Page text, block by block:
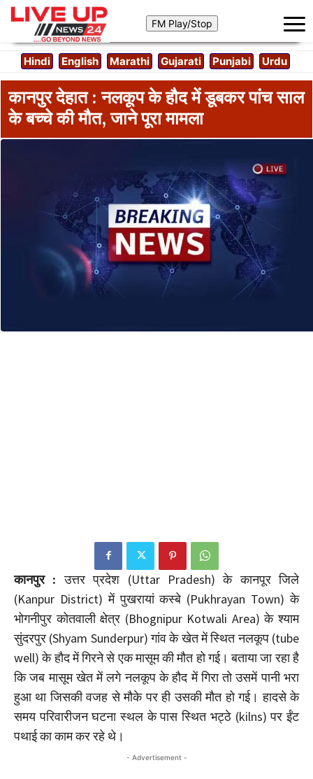
Hindi English Marathi Gujarati Punjabi Urdu
कानपुर देहात : नलकूप के हौद में डूबकर पांच साल
के बच्चे की मौत, जाने पूरा मामला
कानपुर : उत्तर प्रदेश (Uttar Pradesh) के कानपूर जिले
(Kanpur District) में पुखरायां कस्बे (Pukhrayan Town) के
भोगनीपुर कोतवाली क्षेत्र (Bhognipur Kotwali Area) के श्याम
सुंदरपुर (Shyam Sunderpur) गांव के खेत में स्थित नलकूप (tube
well) के हौद में गिरने से एक मासूम की मौत हो गई। बताया जा रहा है
कि जब मासूम खेत में लगे नलकूप के हौद में गिरा तो उसमें पानी भरा
हुआ था जिसकी वजह से मौके पर ही उसकी मौत हो गई। हादसे के
समय परिवारीजन घटना स्थल के पास स्थित भट्ठे (kilns) पर ईंट
पथाई का काम कर रहे थे।
- Advertisement -